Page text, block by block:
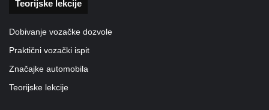
Teorijske lekcije
Dobivanje vozačke dozvole
Praktični vozački ispit
Značajke automobila
Teorijske lekcije